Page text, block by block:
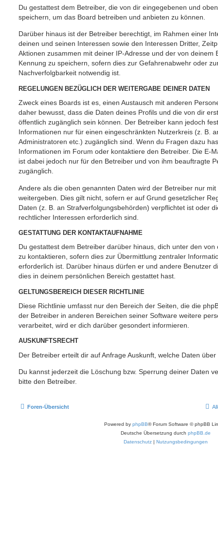
Du gestattest dem Betreiber, die von dir eingegebenen und
speichern, um das Board betreiben und anbieten zu können.
Darüber hinaus ist der Betreiber berechtigt, im Rahmen einer
deinen und seinen Interessen sowie den Interessen Dritter,
Aktionen zusammen mit deiner IP-Adresse und der von deinem
Kennung zu speichern, sofern dies zur Gefahrenabwehr oder
Nachverfolgbarkeit notwendig ist.
REGELUNGEN BEZÜGLICH DER WEITERGABE DEINER DATEN
Zweck eines Boards ist es, einen Austausch mit anderen
daher bewusst, dass die Daten deines Profils und die von dir
öffentlich zugänglich sein können. Der Betreiber kann jedoch
Informationen nur für einen eingeschränkten Nutzerkreis (z. B.
Administratoren etc.) zugänglich sind. Wenn du Fragen dazu
Informationen im Forum oder kontaktiere den Betreiber. Die E-
ist dabei jedoch nur für den Betreiber und von ihm beauftragte
zugänglich.
Andere als die oben genannten Daten wird der Betreiber nur
weitergeben. Dies gilt nicht, sofern er auf Grund gesetzlicher
Daten (z. B. an Strafverfolgungsbehörden) verpflichtet ist oder
rechtlicher Interessen erforderlich sind.
GESTATTUNG DER KONTAKTAUFNAHME
Du gestattest dem Betreiber darüber hinaus, dich unter den
zu kontaktieren, sofern dies zur Übermittlung zentraler
erforderlich ist. Darüber hinaus dürfen er und andere Benutzer
dies in deinem persönlichen Bereich gestattet hast.
GELTUNGSBEREICH DIESER RICHTLINIE
Diese Richtlinie umfasst nur den Bereich der Seiten, die die
der Betreiber in anderen Bereichen seiner Software weitere
verarbeitet, wird er dich darüber gesondert informieren.
AUSKUNFTSRECHT
Der Betreiber erteilt dir auf Anfrage Auskunft, welche Daten
Du kannst jederzeit die Löschung bzw. Sperrung deiner Daten
bitte den Betreiber.
Foren-Übersicht
Powered by phpBB® Forum Software © phpBB
Deutsche Übersetzung durch phpBB.de
Datenschutz
Nutzungsbedingungen